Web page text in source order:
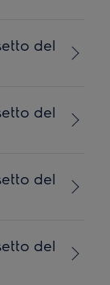
del
del
del
del